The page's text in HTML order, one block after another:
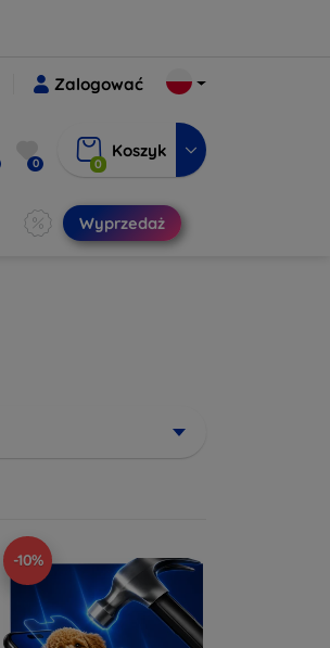
Zalogować
0 0
Koszyk
Wyprzedaż
-10%